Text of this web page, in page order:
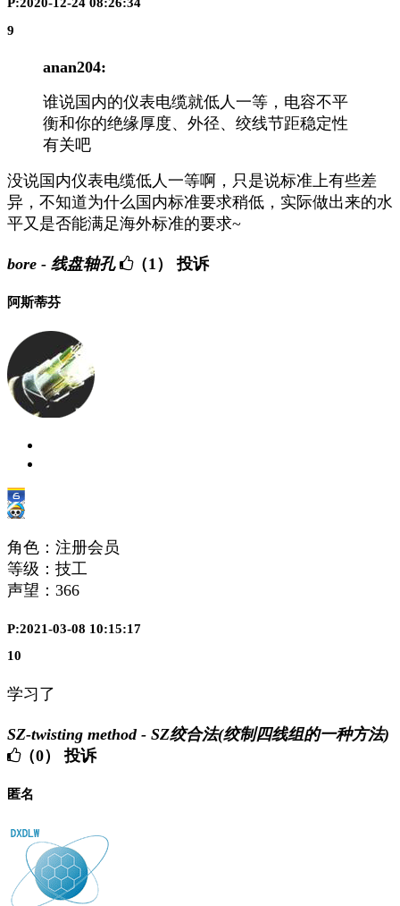
P:2020-12-24 08:26:34
9
anan204:
谁说国内的仪表电缆就低人一等，电容不平
衡和你的绝缘厚度、外径、绞线节距稳定性
有关吧
没说国内仪表电缆低人一等啊，只是说标准上有些差
异，不知道为什么国内标准要求稍低，实际做出来的水
平又是否能满足海外标准的要求~
bore - 线盘轴孔 （1） 投诉
阿斯蒂芬
角色：注册会员
等级：技工
声望： 366
P:2021-03-08 10:15:17
10
学习了
SZ-twisting method - SZ绞合法(绞制四线组的一种方法)
（0）
投诉
匿名